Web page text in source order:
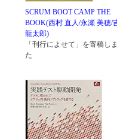
SCRUM BOOT CAMP THE
BOOK(西村 直人/永瀬 美穂/
龍太郎)
「刊行によせて」を寄稿し
た